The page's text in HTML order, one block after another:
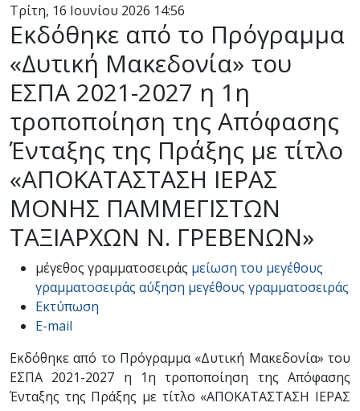
Τρίτη, 16 Ιουνίου 2026 14:56
Εκδόθηκε από το Πρόγραμμα
«Δυτική Μακεδονία» του
ΕΣΠΑ 2021-2027 η 1η
τροποποίηση της Απόφασης
Ένταξης της Πράξης με τίτλο
«ΑΠΟΚΑΤΑΣΤΑΣΗ ΙΕΡΑΣ
ΜΟΝΗΣ ΠΑΜΜΕΓΙΣΤΩΝ
ΤΑΞΙΑΡΧΩΝ Ν. ΓΡΕΒΕΝΩΝ»
μέγεθος γραμματοσειράς μείωση του μεγέθους
γραμματοσειράς αύξηση μεγέθους γραμματοσειράς
Εκτύπωση
E-mail
Εκδόθηκε από το Πρόγραμμα «Δυτική Μακεδονία» του
ΕΣΠΑ 2021-2027 η 1η τροποποίηση της Απόφασης
Ένταξης της Πράξης με τίτλο «ΑΠΟΚΑΤΑΣΤΑΣΗ ΙΕΡΑΣ